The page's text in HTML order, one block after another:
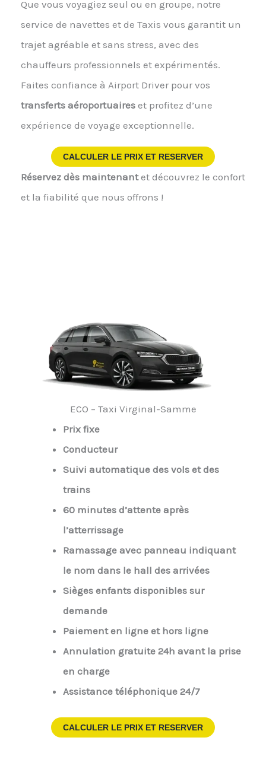
Que vous voyagiez seul ou en groupe, notre
service de navettes et de Taxis vous garantit un
trajet agréable et sans stress, avec des
chauffeurs professionnels et expérimentés.
Faites confiance à Airport Driver pour vos
transferts aéroportuaireset profitez d’une
expérience de voyage exceptionnelle.
CALCULER LE PRIX ET RESERVER
Réservez dès maintenantet découvrez le confort
et la fiabilité que nous offrons !
ECO – Taxi Virginal-Samme
Prix fixe
Conducteur
Suivi automatique des vols et des
trains
60 minutes d’attente après
l’atterrissage
Ramassage avec panneau indiquant
le nom dans le hall des arrivées
Sièges enfants disponibles sur
demande
Paiement en ligne et hors ligne
Annulation gratuite 24h avant la prise
en charge
Assistance téléphonique 24/7
CALCULER LE PRIX ET RESERVER